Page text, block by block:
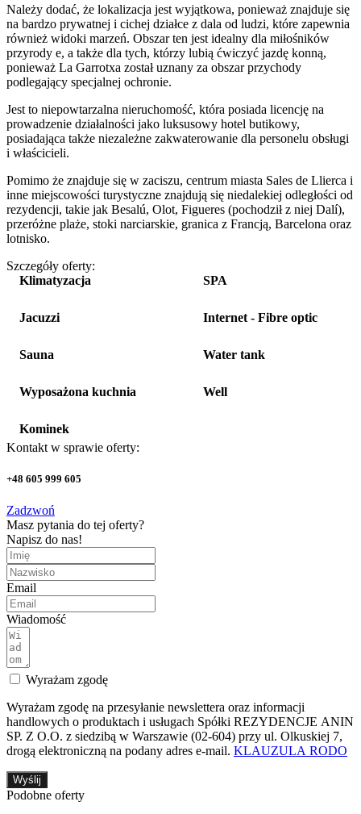
Należy dodać, że lokalizacja jest wyjątkowa, ponieważ znajduje się
na bardzo prywatnej i cichej działce z dala od ludzi, które zapewnia
również widoki marzeń. Obszar ten jest idealny dla miłośników
przyrody e, a także dla tych, którzy lubią ćwiczyć jazdę konną,
ponieważ La Garrotxa został uznany za obszar przychody
podlegający specjalnej ochronie.
Jest to niepowtarzalna nieruchomość, która posiada licencję na
prowadzenie działalności jako luksusowy hotel butikowy,
posiadająca także niezależne zakwaterowanie dla personelu obsługi
i właścicieli.
Pomimo że znajduje się w zaciszu, centrum miasta Sales de Llierca i
inne miejscowości turystyczne znajdują się niedalekiej odległości od
rezydencji, takie jak Besalú, Olot, Figueres (pochodził z niej Dalí),
przeróżne plaże, stoki narciarskie, granica z Francją, Barcelona oraz
lotnisko.
Szczegóły oferty:
Klimatyzacja
Jacuzzi
Sauna
Wyposażona kuchnia
Kominek
SPA
Internet - Fibre optic
Water tank
Well
Kontakt w sprawie oferty:
+48 605 999 605
Zadzwoń
Masz pytania do tej oferty?
Napisz do nas!
Email
Wiadomość
Wyrażam zgodę
Wyrażam zgodę na przesyłanie newslettera oraz informacji
handlowych o produktach i usługach Spółki REZYDENCJE ANIN
SP. Z O.O. z siedzibą w Warszawie (02-604) przy ul. Olkuskiej 7,
drogą elektroniczną na podany adres e-mail. KLAUZULA RODO
Wyślij
Podobne oferty